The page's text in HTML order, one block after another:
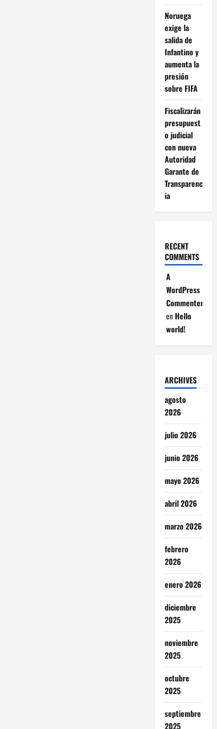
Noruega
exige la
salida de
Infantino y
aumenta la
presión
sobre FIFA
Fiscalizarán
presupuest
o judicial
con nueva
Autoridad
Garante de
Transparenc
ia
RECENT
COMMENTS
A
WordPress
Commenter
en Hello
world!
ARCHIVES
agosto
2026
julio 2026
junio 2026
mayo 2026
abril 2026
marzo 2026
febrero
2026
enero 2026
diciembre
2025
noviembre
2025
octubre
2025
septiembre
2025